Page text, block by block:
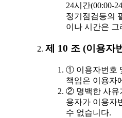
24시간(00:00-
정기점검등의
이나 시간은
제 10 조 (이용자
① 이용자번호
책임은 이용자
② 명백한 사유
용자가 이용자
수 없습니다.